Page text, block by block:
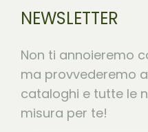
NEWSLETTER
Non ti annoieremo
ma provvederemo
cataloghi e tutte le
misura per te!